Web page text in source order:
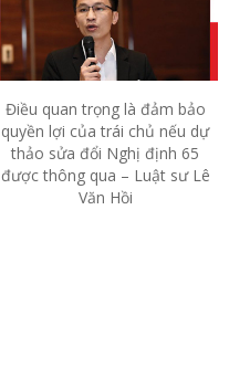
Điều quan trọng là đảm bảo
quyền lợi của trái chủ nếu dự
thảo sửa đổi Nghị định 65
được thông qua – Luật sư Lê
Văn Hồi